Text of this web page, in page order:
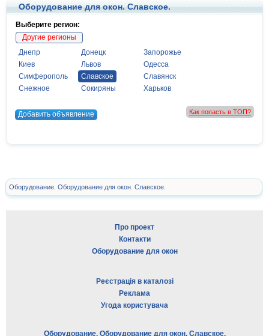
Оборудование для окон. Славское.
Выберите регион:
Другие регионы
Днепр
Донецк
Запорожье
Киев
Львов
Одесса
Симферополь
Славское
Славянск
Снежное
Сокиряны Харьков
Добавить объявление Как попасть в ТОП?
Оборудование. Оборудование для окон. Славское.
Про проект
Контакти
Оборудование для окон
Реєстрація в каталозі
Реклама
Угода користувача
Оборудование. Оборудование для окон. Славское.